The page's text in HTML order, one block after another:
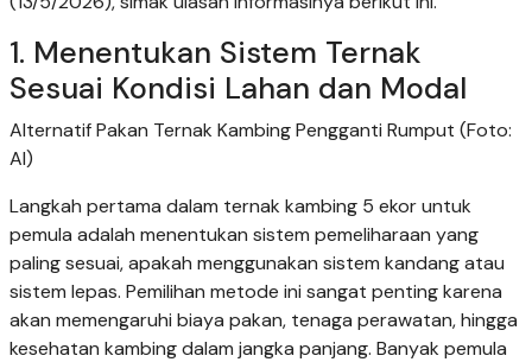
1. Menentukan Sistem Ternak
Sesuai Kondisi Lahan dan Modal
Alternatif Pakan Ternak Kambing Pengganti Rumput (Foto:
AI)
Langkah pertama dalam ternak kambing 5 ekor untuk
pemula adalah menentukan sistem pemeliharaan yang
paling sesuai, apakah menggunakan sistem kandang atau
sistem lepas. Pemilihan metode ini sangat penting karena
akan memengaruhi biaya pakan, tenaga perawatan, hingga
kesehatan kambing dalam jangka panjang. Banyak pemula